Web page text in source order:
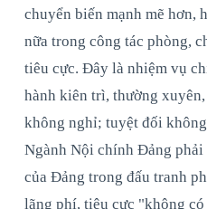
chuyển biến mạnh mẽ hơn,
nữa trong công tác phòng,
tiêu cực. Đây là nhiệm vụ
hành kiên trì, thường
không nghỉ; tuyệt đối
Ngành Nội chính Đảng
của Đảng trong đấu tranh
lãng phí, tiêu cực "không